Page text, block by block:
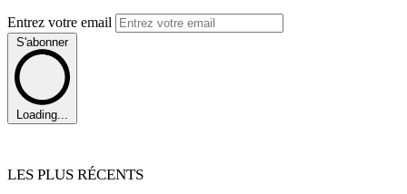
Entrez votre email
S'abonner
Loading...
LES PLUS RÉCENTS